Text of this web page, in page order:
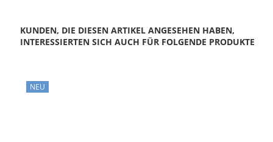
KUNDEN, DIE DIESEN ARTIKEL ANGESEHEN HABEN,
INTERESSIERTEN SICH AUCH FÜR FOLGENDE PRODUKTE
NEU